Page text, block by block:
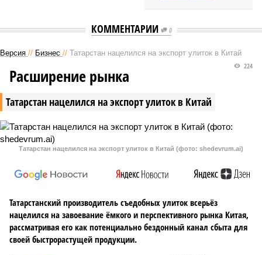
КОММЕНТАРИИ 0
Версия // Бизнес // Татарстан нацелился на экспорт улиток в Китай
Татарстан нацелился на экспорт улиток в Китай
224
Расширение рынка
Татарстан нацелился на экспорт улиток в Китай (фото: shedevrum.ai)
Татарстанский производитель съедобных улиток всерьёз
нацелился на завоевание ёмкого и перспективного рынка Китая,
рассматривая его как потенциально бездонный канал сбыта для
своей быстрорастущей продукции.